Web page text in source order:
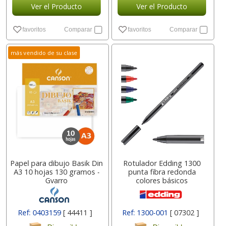
Ver el Producto
favoritos Comparar
Ver el Producto
favoritos Comparar
más vendido de su clase
Papel para dibujo Basik Din
A3 10 hojas 130 gramos -
Gvarro
Ref: 0403159[ 44411 ]
Rotulador Edding 1300
punta fibra redonda
colores básicos
Ref: 1300-001 [ 07302 ]